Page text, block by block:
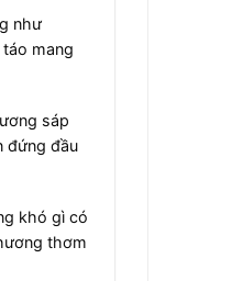
như
mang
sáp
đứng đầu
khó gì có
thơm